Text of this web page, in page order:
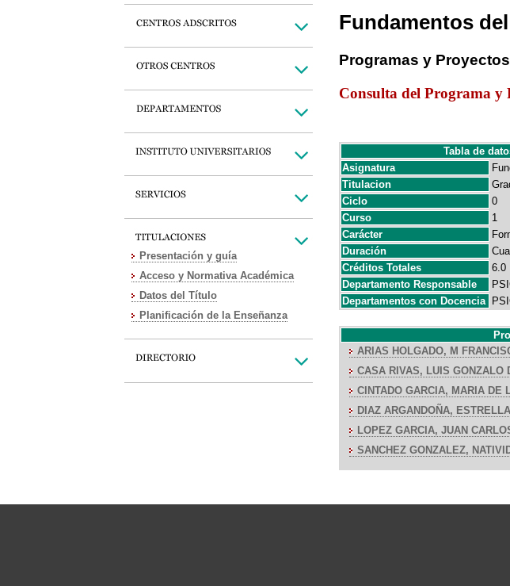
Presentación y guía
Acceso y Normativa Académica
Datos del Título
Planificación de la Enseñanza
Fundamentos
Programas y Proyectos
Consulta del Programa y
Tabla de
Asignatura
Titulacion
Ciclo
0
Curso
1
Carácter
Duración
Créditos Totales
6.0
Departamento Responsable
Departamentos con Docencia
ARIAS HOLGADO, M
CASA RIVAS, LUIS GONZALO
CINTADO GARCIA, MARIA DE
DIAZ ARGANDOÑA, ESTRELLA
LOPEZ GARCIA, JUAN
SANCHEZ GONZALEZ,